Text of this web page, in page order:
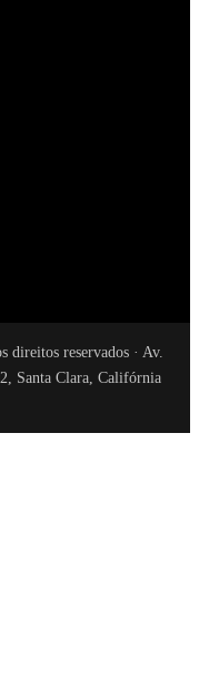
direitos reservados · Av.
Santa Clara, Califórnia